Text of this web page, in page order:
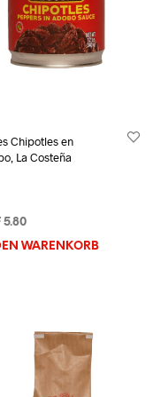
Chipotles en
La Costeña
5.80
WARENKORB